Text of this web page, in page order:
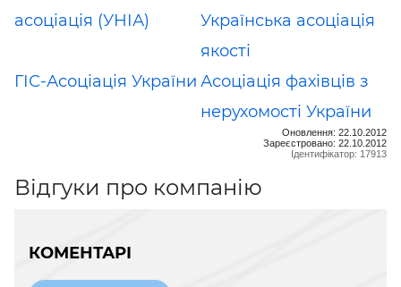
асоціація (УНІА)
Українська асоціація
якості
ГІС-Асоціація України Асоціація фахівців з
нерухомості України
Оновлення: 22.10.2012
Зареєстровано: 22.10.2012
Ідентифікатор: 17913
Відгуки про компанію
КОМЕНТАРІ